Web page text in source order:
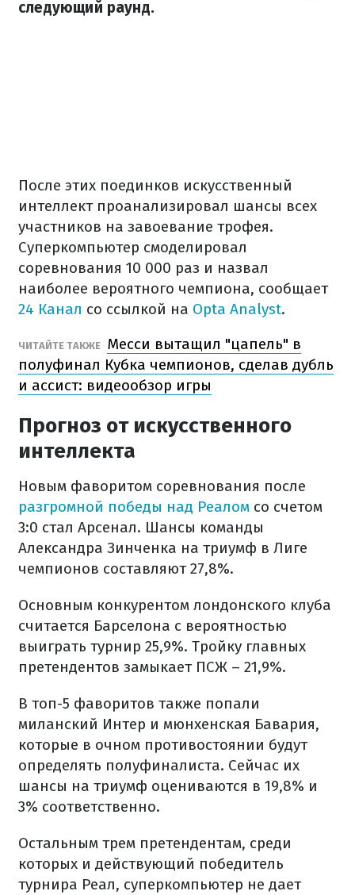
следующий раунд.
После этих поединков искусственный
интеллект проанализировал шансы всех
участников на завоевание трофея.
Суперкомпьютер смоделировал
соревнования 10 000 раз и назвал
наиболее вероятного чемпиона, сообщает
24 Канал со ссылкой на Opta Analyst.
ЧИТАЙТЕ ТАКЖЕ Месси вытащил "цапель" в
полуфинал Кубка чемпионов, сделав дубль
и ассист: видеообзор игры
Прогноз от искусственного
интеллекта
Новым фаворитом соревнования после
разгромной победы над Реалом со счетом
3:0 стал Арсенал. Шансы команды
Александра Зинченка на триумф в Лиге
чемпионов составляют 27,8%.
Основным конкурентом лондонского клуба
считается Барселона с вероятностью
выиграть турнир 25,9%. Тройку главных
претендентов замыкает ПСЖ – 21,9%.
В топ-5 фаворитов также попали
миланский Интер и мюнхенская Бавария,
которые в очном противостоянии будут
определять полуфиналиста. Сейчас их
шансы на триумф оцениваются в 19,8% и
3% соответственно.
Остальным трем претендентам, среди
которых и действующий победитель
турнира Реал, суперкомпьютер не дает